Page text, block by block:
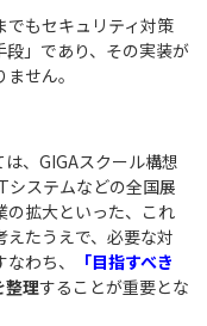
でもセキュリティ対策
」であり、その実装が
せん。
、GIGAスクール構想
システムなどの全国展
の拡大といった、これ
たうえで、必要な対
わち、
「目指すべき
整理することが重要とな